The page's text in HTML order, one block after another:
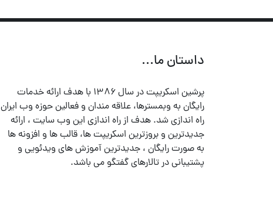
داستان ما...
پرشین اسکریپت در سال ۱۳۸۶ با هدف ارائه خدمات
رایگان به وبمسترها، علاقه مندان و فعالین حوزه وب ایران
راه اندازی شد. هدف از راه اندازی این وب سایت ، ارائه
جدیدترین و بروزترین اسکریپت ها، قالب ها و افزونه ها
به صورت رایگان ، جدیدترین آموزش های ویدئویی و
پشتیبانی در تالارهای گفتگو می باشد.